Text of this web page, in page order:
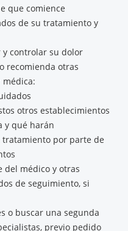
que comience
de su tratamiento y
y controlar su dolor
recomienda otras
otros establecimientos
y qué harán
por parte de
del médico y otras
de seguimiento, si
o buscar una segunda
previo pedido